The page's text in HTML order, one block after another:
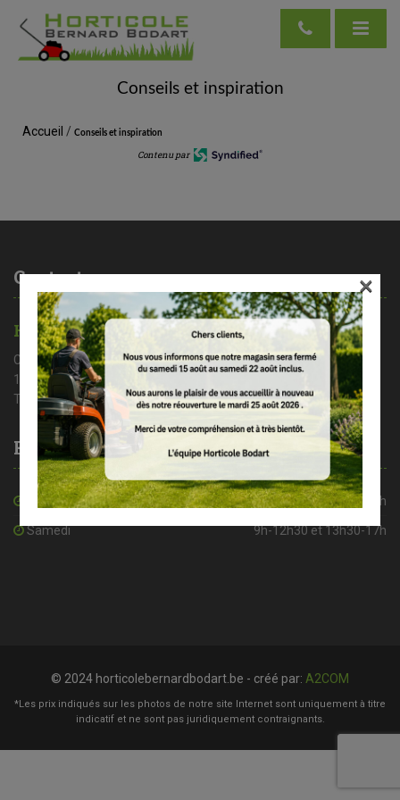
Conseils et inspiration
Accueil / Conseils et inspiration
Contenu par
Contactez-nous
HORTICOLE BERNARD BODART
Chaussée de Nivelles 35A
1461 Haut – Ittre
Tél : 02/366 37 71
Heures d’ouverture
De mardi à vendredi 8h30-12h30 et 13h30-18h
Samedi 9h-12h30 et 13h30-17h
© 2024 horticolebernardbodart.be - créé par: A2COM
*Les prix indiqués sur les photos de notre site Internet sont uniquement à titre
indicatif et ne sont pas juridiquement contraignants.
×